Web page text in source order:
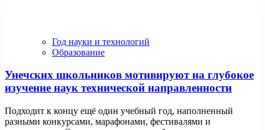
Год науки и технологий
Образование
Унечских школьников мотивируют на глубокое
изучение наук технической направленности
Подходит к концу ещё один учебный год, наполненный
разными конкурсами, марафонами, фестивалями и